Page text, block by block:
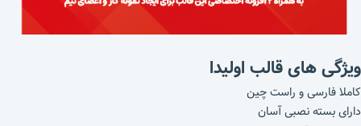
ویژگی های قالب اولیدا
کاملا فارسی و راست چین
دارای بسته نصبی آسان